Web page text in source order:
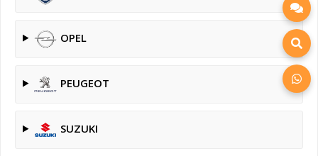
OPEL
PEUGEOT
SUZUKI